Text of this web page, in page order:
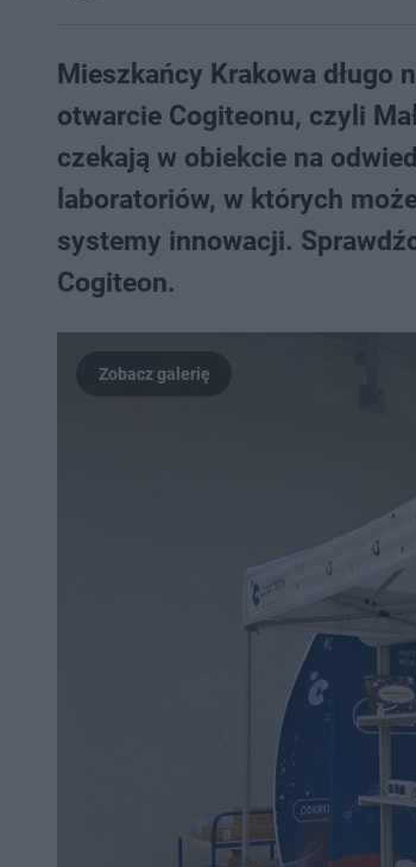
Mieszkańcy Krakowa długo
otwarcie Cogiteonu, czyli
czekają w obiekcie na
laboratoriów, w których
systemy innowacji.
Cogiteon.